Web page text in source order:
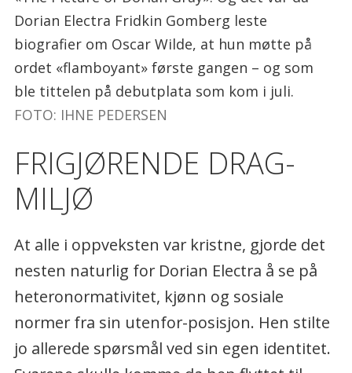
Dorian Electra Fridkin Gomberg leste
biografier om Oscar Wilde, at hun møtte på
ordet «flamboyant» første gangen – og som
ble tittelen på debutplata som kom i juli.
FOTO: IHNE PEDERSEN
FRIGJØRENDE DRAG-
MILJØ
At alle i oppveksten var kristne, gjorde det
nesten naturlig for Dorian Electra å se på
heteronormativitet, kjønn og sosiale
normer fra sin utenfor-posisjon. Hen stilte
jo allerede spørsmål ved sin egen identitet.